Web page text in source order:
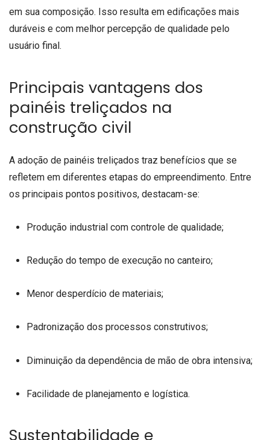
em sua composição. Isso resulta em edificações mais
duráveis e com melhor percepção de qualidade pelo
usuário final.
Principais vantagens dos
painéis treliçados na
construção civil
A adoção de painéis treliçados traz benefícios que se
refletem em diferentes etapas do empreendimento. Entre
os principais pontos positivos, destacam-se:
Produção industrial com controle de qualidade;
Redução do tempo de execução no canteiro;
Menor desperdício de materiais;
Padronização dos processos construtivos;
Diminuição da dependência de mão de obra intensiva;
Facilidade de planejamento e logística.
Sustentabilidade e